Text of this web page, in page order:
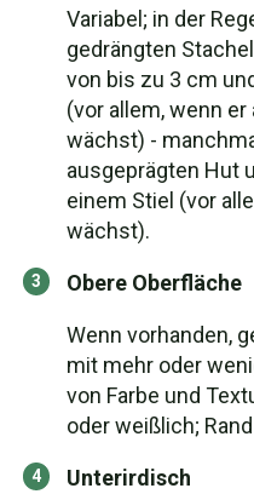
Variabel; in der
gedrängten
von bis zu 3 cm
(vor allem, wenn
wächst) -
ausgeprägten Hut
einem Stiel (vor
wächst).
Obere Oberfläche
Wenn vorhanden,
mit mehr oder
von Farbe und
oder weißlich;
Unterirdisch